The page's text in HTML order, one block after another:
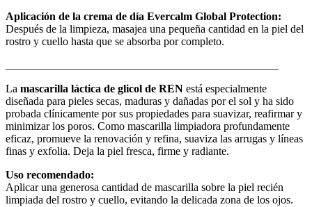
Aplicación de la crema de día Evercalm Global Protection:
Después de la limpieza, masajea una pequeña cantidad en la piel del
rostro y cuello hasta que se absorba por completo.
La mascarilla láctica de glicol de REN está especialmente
diseñada para pieles secas, maduras y dañadas por el sol y ha sido
probada clínicamente por sus propiedades para suavizar, reafirmar y
minimizar los poros. Como mascarilla limpiadora profundamente
eficaz, promueve la renovación y refina, suaviza las arrugas y líneas
finas y exfolia. Deja la piel fresca, firme y radiante.
Uso recomendado:
Aplicar una generosa cantidad de mascarilla sobre la piel recién
limpiada del rostro y cuello, evitando la delicada zona de los ojos.